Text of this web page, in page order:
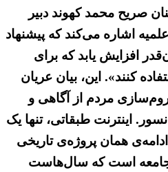
صریح محمد کهوند دبیر
اشاره می‌کند که پیشنهاد
افزایش یابد که برای
کنند». این، بیان عریان
مردم از آگاهی و
اینترنت طبقاتی، تنها یک
همان پروژه‌ی تاریخی
است که سال‌هاست